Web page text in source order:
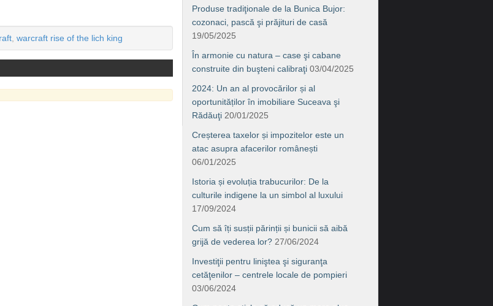
warcraft rise of the lich king
Produse tradiţionale de la Bunica Bujor:
cozonaci, pască şi prăjituri de casă
19/05/2025
În armonie cu natura – case şi cabane
construite din buşteni calibraţi 03/04/2025
2024: Un an al provocărilor și al
oportunităților în imobiliare Suceava şi
Rădăuţi 20/01/2025
Creșterea taxelor și impozitelor este un
atac asupra afacerilor românești
06/01/2025
Istoria și evoluția trabucurilor: De la
culturile indigene la un simbol al luxului
17/09/2024
Cum să îți susții părinții și bunicii să aibă
grijă de vederea lor? 27/06/2024
Investiţii pentru liniştea şi siguranţa
cetăţenilor – centrele locale de pompieri
03/06/2024